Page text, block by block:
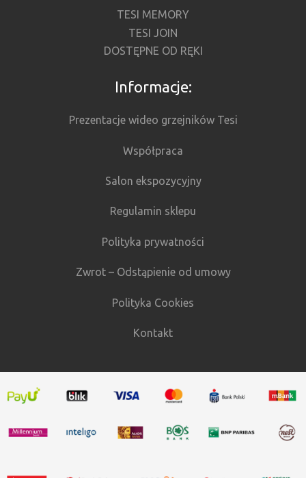
TESI MEMORY
TESI JOIN
DOSTĘPNE OD RĘKI
Informacje:
Prezentacje wideo grzejników Tesi
Współpraca
Salon ekspozycyjny
Regulamin sklepu
Polityka prywatności
Zwrot – Odstąpienie od umowy
Polityka Cookies
Kontakt